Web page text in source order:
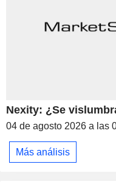
Nexity: ¿Se
04 de agosto 2026 a las
Más análisis